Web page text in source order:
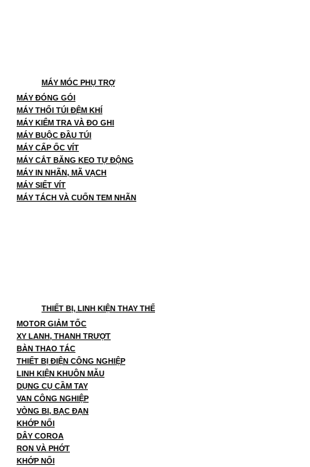
MÁY MÓC PHỤ TRỢ
MÁY ĐÓNG GÓI
MÁY THỔI TÚI ĐỆM KHÍ
MÁY KIỂM TRA VÀ ĐO GHI
MÁY BUỘC ĐẦU TÚI
MÁY CẤP ỐC VÍT
MÁY CẮT BĂNG KEO TỰ ĐỘNG
MÁY IN NHÃN, MÃ VẠCH
MÁY SIẾT VÍT
MÁY TÁCH VÀ CUỐN TEM NHÃN
THIẾT BỊ, LINH KIỆN THAY THẾ
MOTOR GIẢM TỐC
XY LANH, THANH TRƯỢT
BÀN THAO TÁC
THIẾT BỊ ĐIỆN CÔNG NGHIỆP
LINH KIỆN KHUÔN MẪU
DỤNG CỤ CẦM TAY
VAN CÔNG NGHIỆP
VÒNG BI, BẠC ĐẠN
KHỚP NỐI
DÂY COROA
RON VÀ PHỚT
KHỚP NỐI